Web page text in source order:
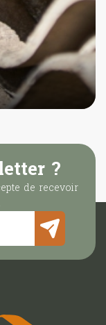
?
de recevoir